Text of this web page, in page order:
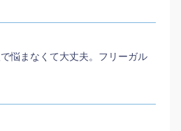
悩まなくて大丈夫。フリーガル